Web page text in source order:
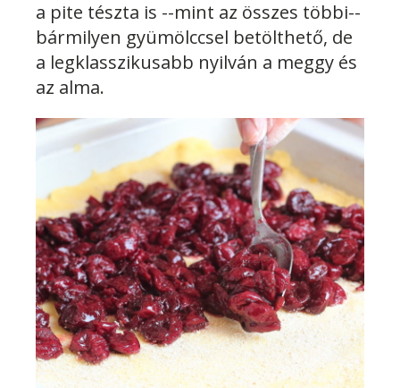
a pite tészta is --mint az összes többi--
bármilyen gyümölccsel betölthető, de
a legklasszikusabb nyilván a meggy és
az alma.